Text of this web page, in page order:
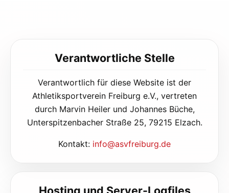
Verantwortliche Stelle
Verantwortlich für diese Website ist der
Athletiksportverein Freiburg e.V., vertreten
durch Marvin Heiler und Johannes Büche,
Unterspitzenbacher Straße 25, 79215 Elzach.
Kontakt: info@asvfreiburg.de